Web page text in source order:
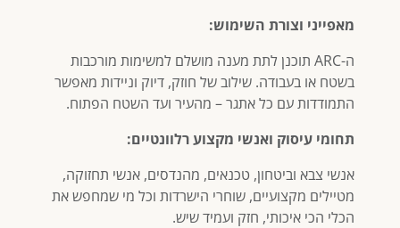
מאפייני וצורת השימוש:
ה-ARC תוכנן לתת מענה מושלם למשימות מורכבות
בשטח או בעבודה. שילוב של חוזק, דיוק וניידות מאפשר
התמודדות עם כל אתגר – מהעיר ועד השטח הפתוח.
תחומי עיסוק ואנשי מקצוע רלוונטיים:
אנשי צבא וביטחון, טכנאים, מהנדסים, אנשי תחזוקה,
מטיילים מקצועיים, שוחרי הישרדות וכל מי שמחפש את
הכלי הכי איכותי, חזק ועמיד שיש.